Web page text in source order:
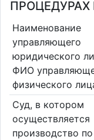
ПРОЦЕДУРАХ
Наименование
управляющего
юридического
ФИО
физического
Суд, в котором
осуществляется
производство по